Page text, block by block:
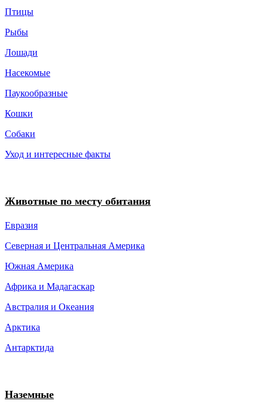
Птицы
Рыбы
Лошади
Насекомые
Паукообразные
Кошки
Собаки
Уход и интересные факты
Животные по месту обитания
Евразия
Северная и Центральная Америка
Южная Америка
Африка и Мадагаскар
Австралия и Океания
Арктика
Антарктида
Наземные